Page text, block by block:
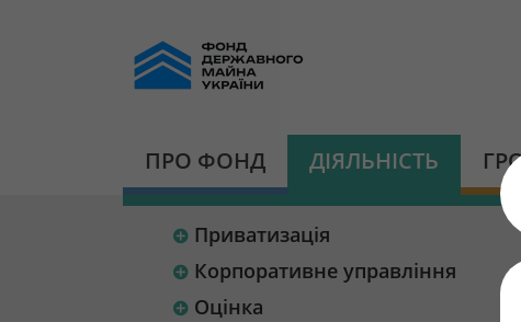
ПРО ФОНД ДІЯЛЬНІСТЬ
Приватизація
Корпоративне управління
Оцінка